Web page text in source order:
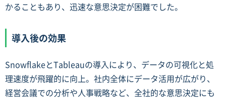
かることもあり、迅速な意思決定が困難でした。
導入後の効果
SnowflakeとTableauの導入により、データの可視化と処
理速度が飛躍的に向上。社内全体にデータ活用が広がり、
経営会議での分析や人事戦略など、全社的な意思決定にも